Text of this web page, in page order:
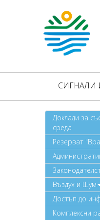
СИГНАЛИ
Доклади за
среда
Резерват
Въздух и Шум
Достъп до
Комплексни